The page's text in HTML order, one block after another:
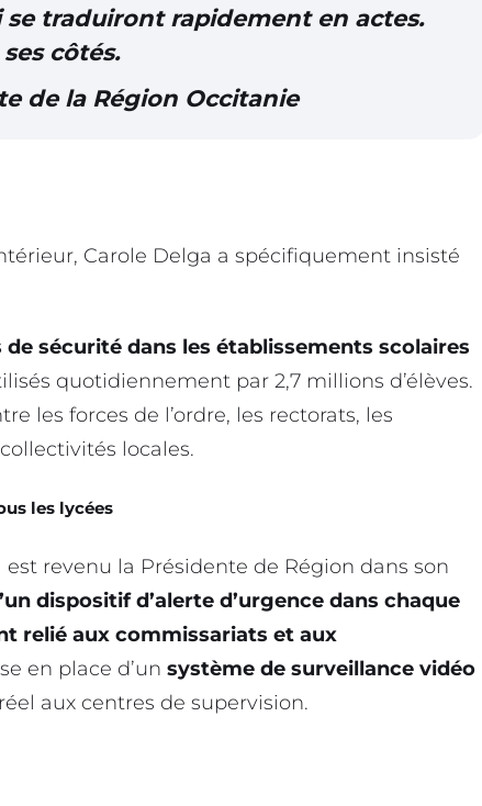
traduiront rapidement en actes.
côtés.
de la Région Occitanie
Carole Delga a spécifiquement insisté
sécurité dans les établissements scolaires
quotidiennement par 2,7 millions d’élèves.
les forces de l’ordre, les rectorats, les
locales.
les lycées
revenu la Présidente de Région dans son
dispositif d’alerte d’urgence dans chaque
relié aux commissariats et aux
en place d’un système de surveillance vidéo
aux centres de supervision.